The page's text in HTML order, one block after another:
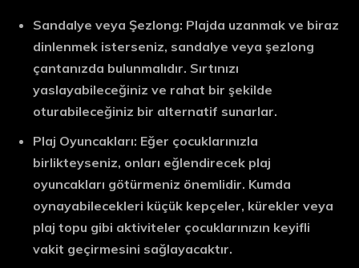
Sandalye veya Şezlong: Plajda uzanmak ve biraz
dinlenmek isterseniz, sandalye veya şezlong
çantanızda bulunmalıdır. Sırtınızı
yaslayabileceğiniz ve rahat bir şekilde
oturabileceğiniz bir alternatif sunarlar.
Plaj Oyuncakları: Eğer çocuklarınızla
birlikteyseniz, onları eğlendirecek plaj
oyuncakları götürmeniz önemlidir. Kumda
oynayabilecekleri küçük kepçeler, kürekler veya
plaj topu gibi aktiviteler çocuklarınızın keyifli
vakit geçirmesini sağlayacaktır.